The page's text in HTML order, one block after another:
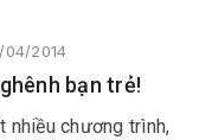
04/2014
bạn trẻ!
nhiều chương trình,